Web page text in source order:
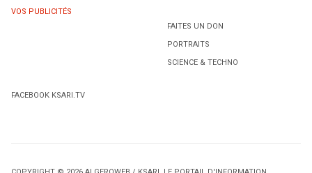
VOS PUBLICITÉS
FAITES UN DON
PORTRAITS
SCIENCE & TECHNO
FACEBOOK KSARI.TV